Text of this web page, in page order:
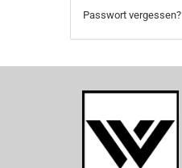
Passwort vergessen?